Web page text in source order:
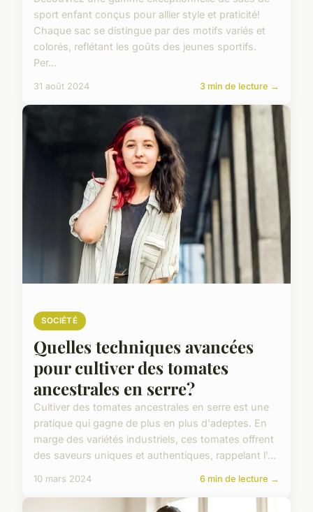
sport enfant conçus pour allier style et praticité!
Chaque sac se distingue par des motifs variés et
colorés, reflétant les goûts des jeunes sportifs.
Per...
31 août 2024 3 min de lecture →
SOCIÉTÉ
Quelles techniques avancées
pour cultiver des tomates
ancestrales en serre?
Cultiver des tomates ancestrales en serre est une
pratique qui gagne de plus en plus d'adeptes. En
marge des variétés industriels, ces tomates offrent
des saveurs uniques et authentiques, rappelant l'...
10 mars 2024 6 min de lecture →